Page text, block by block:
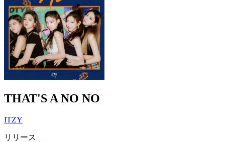
THAT'S A NO NO
ITZY
リリース